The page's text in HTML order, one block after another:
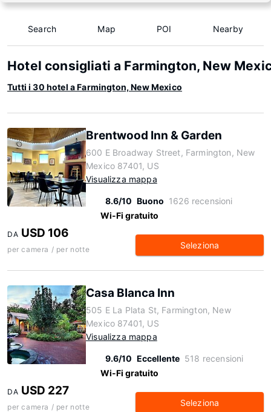
Search Map POI Nearby
Hotel consigliati a Farmington, New
Tutti i 30 hotel a Farmington, New Mexico
Brentwood Inn & Garden
600 E Broadway Street, Farmington, New
Mexico 87401, US
Visualizza mappa
8.6/10 Buono 1626 recensioni
Wi-Fi gratuito
DA USD 106
per camera / per notte Seleziona
Casa Blanca Inn
505 E La Plata St, Farmington, New
Mexico 87401, US
Visualizza mappa
9.6/10 Eccellente 518 recensioni
Wi-Fi gratuito
DA USD 227
per camera / per notte Seleziona